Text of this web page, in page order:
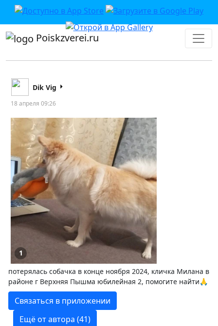
Poiskzverei.ru
Dik Vig
18 апреля 09:26
1
потерялась собачка в конце ноября 2024, кличка Милана в
районе г Верхняя Пышма юбилейная 2, помогите найти🙏
Связаться в приложении
Ещё от автора (41)